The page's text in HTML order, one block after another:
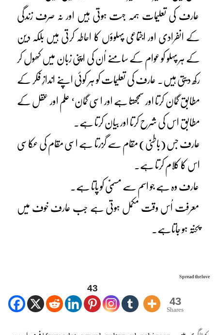
عارف کی تعلیمات ہمہ جہت ہوتی ہیں اور نہ صرف زندگی
کے انفرادی اور اجتماعی پہلوؤں کا احاطہ کرتی ہیں بلکہ دین
کے ہر پہلو کو عوام کے سامنے اُن کی اپنی زبان میں کھول کر
رکھ دیتی ہیں۔ عارف کی تعلیمات کو ہر کوئی اپنے اندازِ فکر کے
مطابق گمان کرتا اور سمجھتا ہے اور اسی گمان‘ علم اور عقل کے
مطابق اس کی شرح کرتا اور بیان کرتا ہے۔
عارف جس (باطنی) مقام سے گزرتا ہے اسی مقام کی عکاسی
اس کا کلام کرتا ہے۔
عارف وہ ہے جو اسم سے مسمیّٰ کو پاتا ہے۔
معرفت اُس وقت مکمل ہوتی ہے جب عارف خوف میں
پختہ ہو جاتاہے۔
Spread the love
43
43
Shares